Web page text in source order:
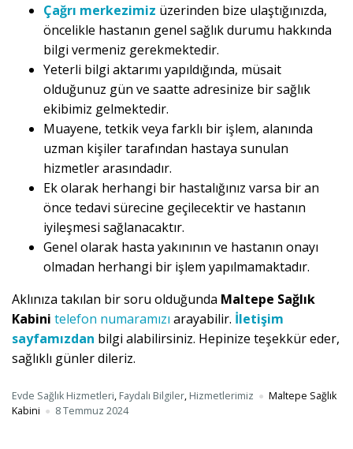
Çağrı merkezimiz üzerinden bize ulaştığınızda,
öncelikle hastanın genel sağlık durumu hakkında
bilgi vermeniz gerekmektedir.
Yeterli bilgi aktarımı yapıldığında, müsait
olduğunuz gün ve saatte adresinize bir sağlık
ekibimiz gelmektedir.
Muayene, tetkik veya farklı bir işlem, alanında
uzman kişiler tarafından hastaya sunulan
hizmetler arasındadır.
Ek olarak herhangi bir hastalığınız varsa bir an
önce tedavi sürecine geçilecektir ve hastanın
iyileşmesi sağlanacaktır.
Genel olarak hasta yakınının ve hastanın onayı
olmadan herhangi bir işlem yapılmamaktadır.
Aklınıza takılan bir soru olduğunda Maltepe Sağlık
Kabini telefon numaramızı arayabilir. İletişim
sayfamızdan bilgi alabilirsiniz. Hepinize teşekkür eder,
sağlıklı günler dileriz.
Evde Sağlık Hizmetleri, Faydalı Bilgiler, Hizmetlerimiz
Maltepe Sağlık
Kabini
8 Temmuz 2024